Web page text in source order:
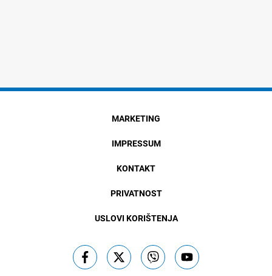
MARKETING
IMPRESSUM
KONTAKT
PRIVATNOST
USLOVI KORIŠTENJA